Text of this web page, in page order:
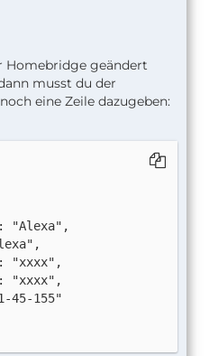
Homebridge geändert
musst du der
eine Zeile dazugeben: